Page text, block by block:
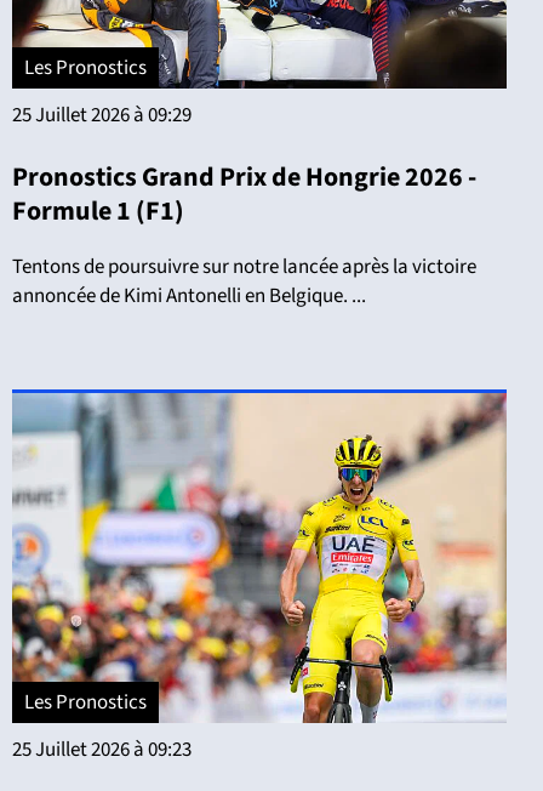
Les Pronostics
25 Juillet 2026 à 09:29
Pronostics Grand Prix de Hongrie 2026 -
Formule 1 (F1)
Tentons de poursuivre sur notre lancée après la victoire
annoncée de Kimi Antonelli en Belgique. ...
Les Pronostics
25 Juillet 2026 à 09:23